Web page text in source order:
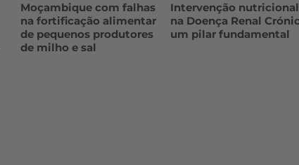
Moçambique com falhas
na fortificação alimentar
de pequenos produtores
de milho e sal
Intervenção nutricional
na Doença Renal
um pilar fundamental